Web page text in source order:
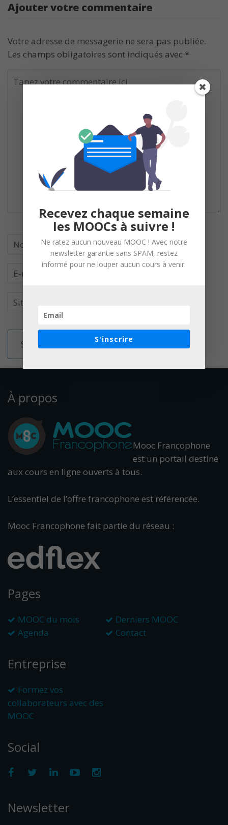
Ajouter votre commentaire
Votre adresse de messagerie ne sera pas publiée.
Les champs obligatoires sont indiqués avec *
À propos
Mooc Francophone
est un portail destiné
aux cours en ligne ouverts à tous.
L’essentiel de l’offre francophone est référencée.
Mooc Francophone fait partie du réseau :
Pages
MOOC du mois
Derniers MOOC
Agenda
Contact
Entreprise
Formez vos
collaborateurs avec des
MOOC
Social
Newsletter
Recevez chaque semaine
les MOOCs à suivre !
Ne ratez aucun nouveau MOOC ! Avec notre
newsletter garantie sans SPAM, restez
informé pour ne louper aucun cours à venir.
S'inscrire